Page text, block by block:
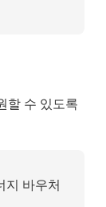
할 수 있도록
지 바우처